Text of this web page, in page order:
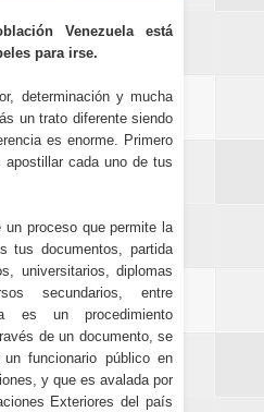
Venezuela está
para irse.
determinación y mucha
un trato diferente siendo
es enorme. Primero
cada uno de tus
proceso que permite la
tus documentos, partida
universitarios, diplomas
secundarios, entre
es un procedimiento
de un documento, se
funcionario público en
y que es avalada por
Exteriores del país